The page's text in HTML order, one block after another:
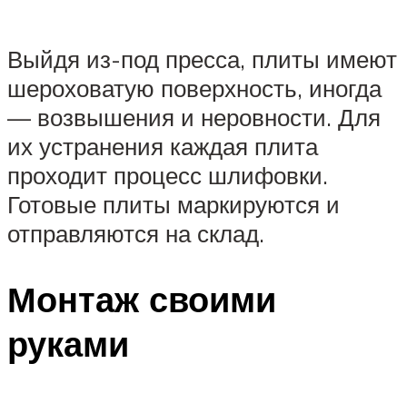
Выйдя из-под пресса, плиты имеют
шероховатую поверхность, иногда
— возвышения и неровности. Для
их устранения каждая плита
проходит процесс шлифовки.
Готовые плиты маркируются и
отправляются на склад.
Монтаж своими
руками